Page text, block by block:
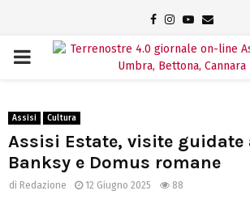
Facebook
Instagram
Youtube
Email
PRIMARY
Assisi Cultura
Assisi Estate, visite
Banksy e Domus romane
di Redazione 12 Giugno 2025 88